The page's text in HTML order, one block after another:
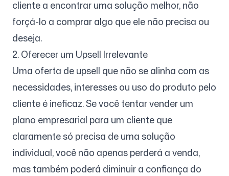
cliente a encontrar uma solução melhor, não
forçá-lo a comprar algo que ele não precisa ou
deseja.
2. Oferecer um Upsell Irrelevante
Uma oferta de upsell que não se alinha com as
necessidades, interesses ou uso do produto pelo
cliente é ineficaz. Se você tentar vender um
plano empresarial para um cliente que
claramente só precisa de uma solução
individual, você não apenas perderá a venda,
mas também poderá diminuir a confiança do